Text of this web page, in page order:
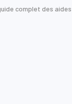
complet des aides